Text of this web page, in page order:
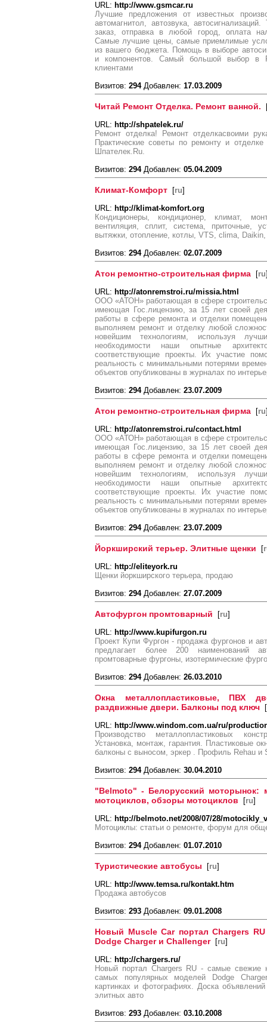
URL: http://www.gsmcar.ru
Лучшие предложения от известных
автомагнитол, автозвука,
заказ, отправка в любой город, оплата
Самые лучшие цены, самые приемлимые
из вашего бюджета. Помощь в выборе
и компонентов. Самый большой выбор в
клиентами
Визитов: 294Добавлен: 17.03.2009
Читай Ремонт Отделка. Ремонт ванной.
URL: http://shpatelek.ru/
Ремонт отделка! Ремонт отделкасвоими
Практические советы по ремонту и
Шпателек.Ru.
Визитов: 294Добавлен: 05.04.2009
Климат-Комфорт [ru]
URL: http://klimat-komfort.org
Кондиционеры, кондиционер, климат,
вентиляция, сплит, система, приточные,
вытяжки, отопление, котлы, VTS, clima,
Визитов: 294Добавлен: 02.07.2009
Атон ремонтно-строительная фирма [ru
URL: http://atonremstroi.ru/missia.html
ООО «АТОН» работающая в сфере
имеющая Гос.лицензию, за 15 лет своей
работы в сфере ремонта и отделки
выполняем ремонт и отделку любой
новейшим технологиям, используя
необходимости наши опытные
соответствующие проекты. Их участие
реальность с минимальными потерями
объектов опубликованы в журналах по
Визитов: 294Добавлен: 23.07.2009
Атон ремонтно-строительная фирма [ru
URL: http://atonremstroi.ru/contact.html
ООО «АТОН» работающая в сфере
имеющая Гос.лицензию, за 15 лет своей
работы в сфере ремонта и отделки
выполняем ремонт и отделку любой
новейшим технологиям, используя
необходимости наши опытные
соответствующие проекты. Их участие
реальность с минимальными потерями
объектов опубликованы в журналах по
Визитов: 294Добавлен: 23.07.2009
Йоркширский терьер. Элитные щенки [
URL: http://eliteyork.ru
Щенки йоркширского терьера, продаю
Визитов: 294Добавлен: 27.07.2009
Автофургон промтоварный [ru]
URL: http://www.kupifurgon.ru
Проект Купи Фургон - продажа фургонов и
предлагает более 200 наименований
промтоварные фургоны, изотермические
Визитов: 294Добавлен: 26.03.2010
Окна металлопластиковые, ПВХ
раздвижные двери. Балконы под ключ [
URL: http://www.windom.com.ua/ru/
Производство металлопластиковых
Установка, монтаж, гарантия. Пластиковые
балконы с выносом, эркер . Профиль Rehau и
Визитов: 294Добавлен: 30.04.2010
"Belmoto" - Белорусский моторынок:
мотоциклов, обзоры мотоциклов [ru]
URL: http://belmoto.net/2008/07/28/
Мотоциклы: статьи о ремонте, форум для
Визитов: 294Добавлен: 01.07.2010
Туристические автобусы [ru]
URL: http://www.temsa.ru/kontakt.htm
Продажа автобусов
Визитов: 293 Добавлен: 09.01.2008
Новый Muscle Сar портал Chargers
Dodge Charger и Challenger[ru]
URL: http://chargers.ru/
Новый портал Chargers RU - самые свежие
самых популярных моделей Dodge
картинках и фотографиях. Доска
элитных авто
Визитов: 293 Добавлен: 03.10.2008